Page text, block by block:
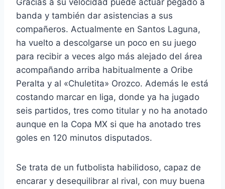
Gracias a su velocidad puede actuar pegado a
banda y también dar asistencias a sus
compañeros. Actualmente en Santos Laguna,
ha vuelto a descolgarse un poco en su juego
para recibir a veces algo más alejado del área
acompañando arriba habitualmente a Oribe
Peralta y al «Chuletita» Orozco. Además le está
costando marcar en liga, donde ya ha jugado
seis partidos, tres como titular y no ha anotado
aunque en la Copa MX si que ha anotado tres
goles en 120 minutos disputados.
Se trata de un futbolista habilidoso, capaz de
encarar y desequilibrar al rival, con muy buena